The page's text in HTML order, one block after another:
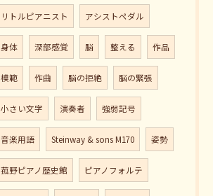
リトルピアニスト アシストペダル
身体 深部感覚 脳 整える 作品
模範 作曲 脳の拒絶 脳の緊張
小さい文字 演奏者 強弱記号
音楽用語 Steinway & sons M170 姿勢
菰野ピアノ歴史館 ピアノフォルテ